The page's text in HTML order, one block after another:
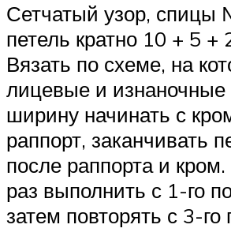
Сетчатый узор, спицы
петель кратно 10 + 5 +
Вязать по схеме, на
лицевые и
ширину начинать с
раппорт, заканчивать
после раппорта и
раз выполнить с 1-го
затем повторять с 3-